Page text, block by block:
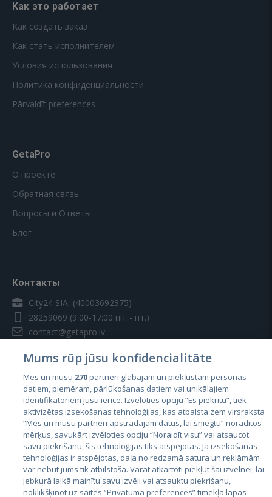
Как это работает
Как создать заказ
Как стать исполнителем
Условия использования
Политика конфиденциальности
Pārvaldīt preferences
GetaPro
О проекте
Обратная связь
Вопросы и Ответы
Блог
Контакты
City24 SIA, (40003692375)
28259069 (9:00-17:00 пн. - пт.)
contact@getapro.lv
Страны
Эстония
Латвия
Литва
Mums rūp jūsu konfidencialitāte
Mēs un mūsu 270partneri glabājam un piekļūstam personas
datiem, piemēram, pārlūkošanas datiem vai unikālajiem
identifikatoriem jūsu ierīcē. Izvēloties opciju “Es piekrītu”, tiek
aktivizētas izsekošanas tehnoloģijas, kas atbalsta zem virsraksta
“Mēs un mūsu partneri apstrādājam datus, lai sniegtu” norādītos
mērķus, savukārt izvēloties opciju “Noraidīt visu” vai atsaucot
savu piekrišanu, šīs tehnoloģijas tiks atspējotas. Ja izsekošanas
tehnoloģijas ir atspējotas, daļa no redzamā satura un reklāmām
var nebūt jums tik atbilstoša. Varat atkārtoti piekļūt šai izvēlnei, lai
jebkurā laikā mainītu savu izvēli vai atsauktu piekrišanu,
noklikšķinot uz saites “Privātuma preferences” tīmekļa lapas